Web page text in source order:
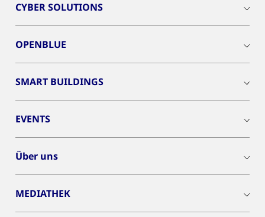
CYBER SOLUTIONS
OPENBLUE
SMART BUILDINGS
EVENTS
Über uns
MEDIATHEK